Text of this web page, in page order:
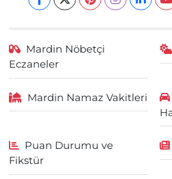
Mardin Nöbetçi
Eczaneler
Mardin Namaz Vakitleri
Puan Durumu ve
Fikstür